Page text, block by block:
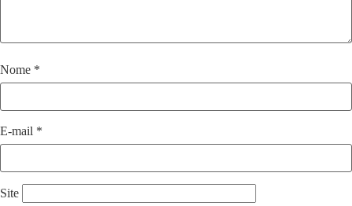
Nome *
E-mail *
Site